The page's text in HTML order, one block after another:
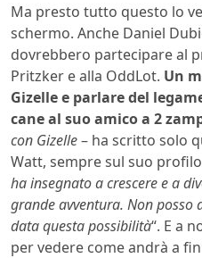
Ma presto tutto questo lo
schermo. Anche Daniel
dovrebbero partecipare al
Pritzker e alla OddLot. Un
Gizelle e parlare del
cane al suo amico a 2
con Gizelle– ha scritto solo
Watt, sempre sul suo
ha insegnato a crescere e a
grande avventura. Non posso
data questa possibilità“. E a
per vedere come andrà a